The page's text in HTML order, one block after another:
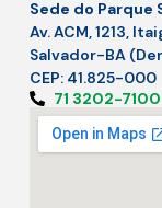
Sede do Parque
Av. ACM, 1213,
Salvador-BA
CEP: 41.825-000
71 3202-7100